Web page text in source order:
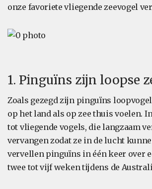
onze favoriete vliegende zeevogel
1. Pinguïns zijn loopse
Zoals gezegd zijn pinguïns
op het land als op zee thuis voelen.
tot vliegende vogels, die langzaam
vervangen zodat ze in de lucht
vervellen pinguïns in één keer over
twee tot vijf weken tijdens de